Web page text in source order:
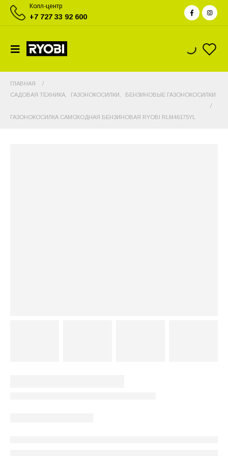
Колл-центр
+7 727 33 92 600
ГЛАВНАЯ
САДОВАЯ ТЕХНИКА
ГАЗОНОКОСИЛКИ БЕНЗИНОВЫЕ ГАЗОНОКОСИЛКИ
ГАЗОНОКОСИЛКА САМОХОДНАЯ БЕНЗИНОВАЯ RYOBI RLM46175YL